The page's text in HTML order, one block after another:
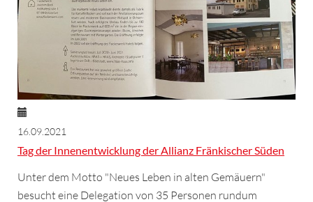
16.09.2021
Tag der Innenentwicklung der Allianz Fränkischer Süden
Unter dem Motto "Neues Leben in alten Gemäuern"
besucht eine Delegation von 35 Personen rundum